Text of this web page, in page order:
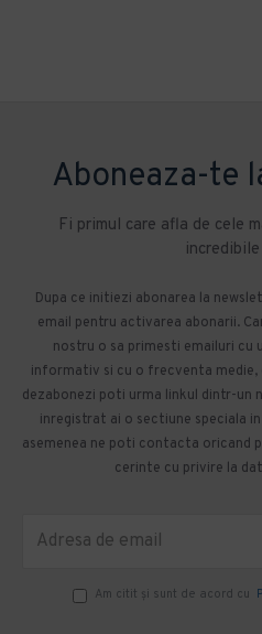
Aboneaza-te
Fi primul care afla de cele
Dupa ce initiezi abonarea la
email pentru activarea abonarii.
nostru o sa primesti emailuri
informativ si cu o frecventa medie,
dezabonezi poti urma linkul dintr-
inregistrat ai o sectiune speciala
asemenea ne poti contacta oricand
cerinte cu privire la
Am citit şi sunt de acord cu